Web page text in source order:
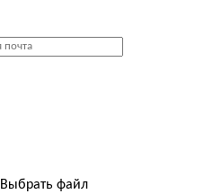
Выбрать файл